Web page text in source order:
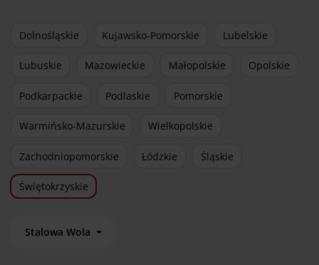
Dolnośląskie Kujawsko-Pomorskie Lubelskie
Lubuskie Mazowieckie Małopolskie Opolskie
Podkarpackie Podlaskie Pomorskie
Warmińsko-Mazurskie Wielkopolskie
Zachodniopomorskie Łódzkie Śląskie
Świętokrzyskie
Stalowa Wola